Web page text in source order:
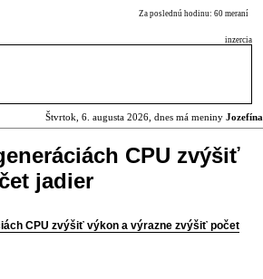
Za poslednú hodinu: 60 meraní
inzercia
Štvrtok, 6. augusta 2026, dnes má meniny Jozefína
CPU zvýšiť
jadier
CPU zvýšiť výkon a výrazne zvýšiť počet